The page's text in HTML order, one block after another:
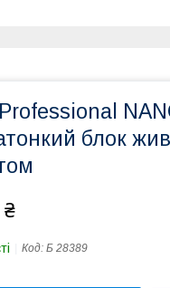
блок
₴
Код: Б 28389